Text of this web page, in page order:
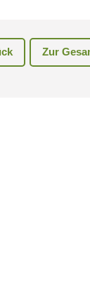
Zur